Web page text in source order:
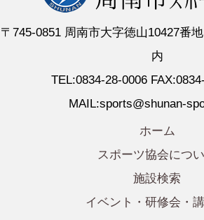
〒745-0851 周南市大字徳山10427番
内
TEL:0834-28-0006
MAIL:sports@shunan-
ホーム
スポーツ協会につ
施設検索
イベント・研修会・